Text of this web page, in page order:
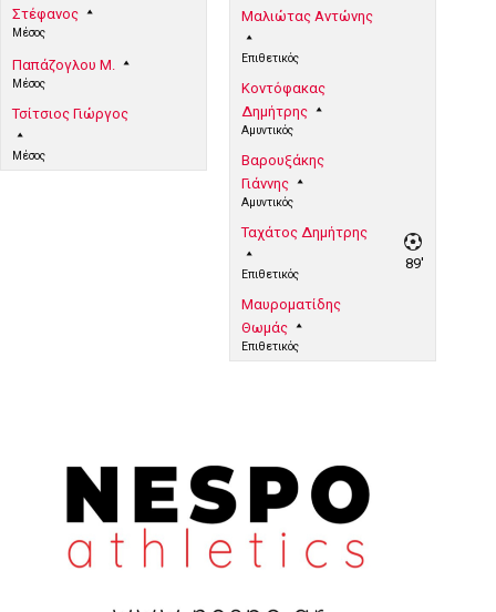
Στέφανος
Μέσος
Παπάζογλου Μ.
Μέσος
Τσίτσιος Γιώργος
Μέσος
Μαλιώτας Αντώνης
Επιθετικός
Κοντόφακας
Δημήτρης
Αμυντικός
Βαρουξάκης
Γιάννης
Αμυντικός
Ταχάτος Δημήτρης
Επιθετικός
89'
Μαυροματίδης
Θωμάς
Επιθετικός